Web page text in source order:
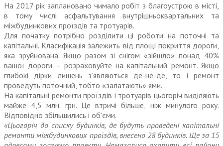
На 2017 рік заплановано чимало робіт з благоустрою в місті,
в тому числі асфальтування внутрішньоквартальних та
міжбудинкових проїздів та тротуарів.
Для початку потрібно розділити ці роботи на поточні та
капітальні. Класифікація залежить від площі покриття дороги,
яка зруйнована. Якщо разом зі снігом «зійшло» понад 40%
вашої дороги – розраховуйте на капітальний ремонт. Якщо
глибокі дірки лишень з’являються де-не-де, то і ремонт
проведуть поточний, тобто «залатають» ями.
На капітальні ремонти проїздів і тротуарів цьогоріч виділяють
майже 4,5 млн. грн. Це втричі більше, ніж минулого року.
Відповідно збільшились і об’єми.
«Цьогоріч до списку будинків, де будуть проведені капітальні
ремонти міжбудинкових проїздів, внесено 28 будинків. Ще за 15